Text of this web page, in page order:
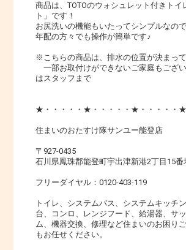
商品は、TOTOのウォシュレット付きトイ
ト」です！
お尻洗いの機能もいたってシンプルなので
年配の方々でも操作が簡単です♪
※こちらの商品は、排水の位置が決まっ
一部お取付けができないご家庭もござい
はスタッフまで
★・・・・・★・・・・・★・・・・・
住まいのおたすけ隊サンユー能登店
〒927-0435
石川県鳳珠郡能登町宇出津新港2丁目15番
フリーダイヤル：0120-403-119
トイレ、システムバス、システムキッチ
台、コンロ、レンジフード、給湯器、サ
ム、機器交換、修理など住まいのお困り
もお任せください。